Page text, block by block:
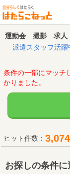
運動会 撮影 求人
派遣スタッフ活
条件の一部にマッ
かりました。
ヒット件数： 3,074
お探しの条件